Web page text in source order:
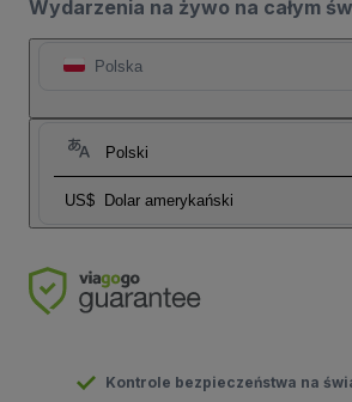
Wydarzenia na żywo na całym
Polska
Polski
US$ Dolar amerykański
Kontrole bezpieczeństwa na